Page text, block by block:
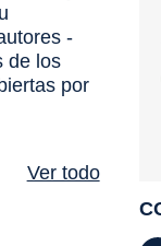
-
de los
por
Ver todo